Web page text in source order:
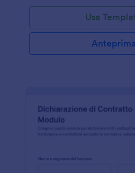
Usa
Anteprima